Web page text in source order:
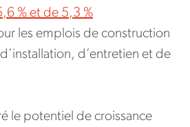
% et de 5,3 %
les emplois de construction
d’entretien et de
le potentiel de croissance